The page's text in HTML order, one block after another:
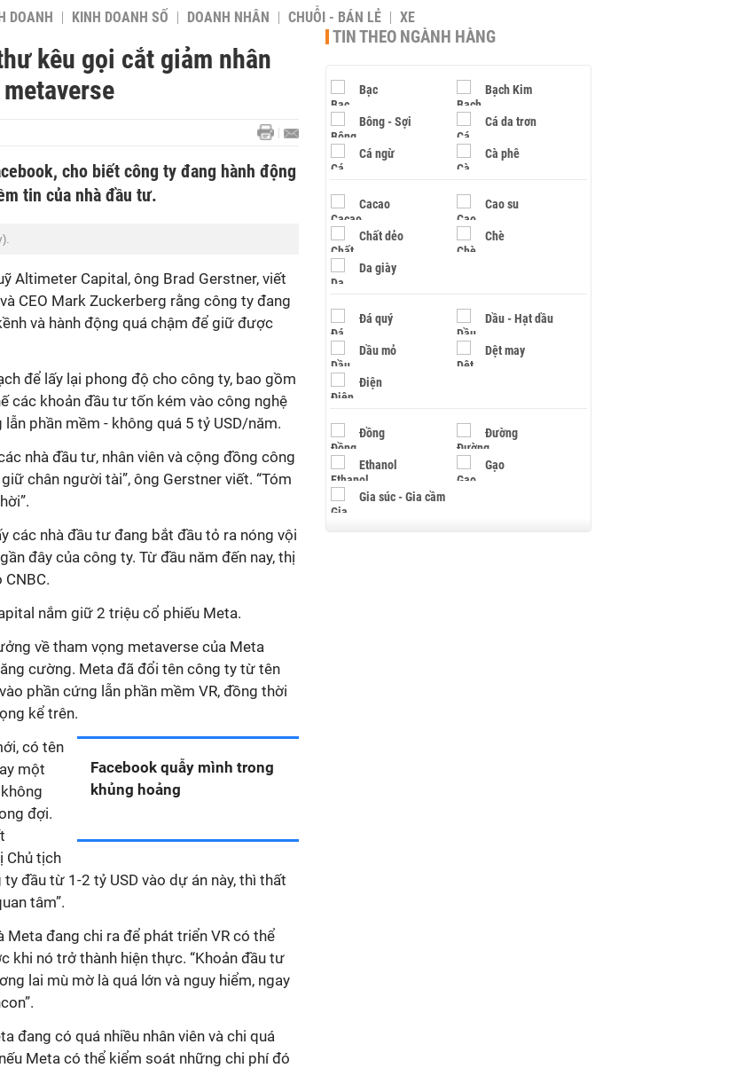
DOANH KINH DOANH SỐ DOANH NHÂN CHUỖI - BÁN LẺ XE
kêu gọi cắt giảm nhân
cho biết công ty đang hành động
tin của nhà đầu tư.
Altimeter Capital, ông Brad Gerstner, viết
CEO Mark Zuckerberg rằng công ty đang
và hành động quá chậm để giữ được
để lấy lại phong độ cho công ty, bao gồm
các khoản đầu tư tốn kém vào công nghệ
phần mềm - không quá 5 tỷ USD/năm.
nhà đầu tư, nhân viên và cộng đồng công
chân người tài”, ông Gerstner viết. “Tóm
các nhà đầu tư đang bắt đầu tỏ ra nóng vội
đây của công ty. Từ đầu năm đến nay, thị
nắm giữ 2 triệu cổ phiếu Meta.
về tham vọng metaverse của Meta
cường. Meta đã đổi tên công ty từ tên
phần cứng lẫn phần mềm VR, đồng thời
kể trên.
Facebook quẫy mình trong
khủng hoảng
có tên
một
đợi.
Chủ tịch
đầu từ 1-2 tỷ USD vào dự án này, thì thất
tâm”.
đang chi ra để phát triển VR có thể
khi nó trở thành hiện thực. “Khoản đầu tư
lai mù mờ là quá lớn và nguy hiểm, ngay
đang có quá nhiều nhân viên và chi quá
Meta có thể kiểm soát những chi phí đó
TIN THEO NGÀNH HÀNG
Bạc Bạch Kim
Bông - Sợi Cá da trơn
Cá ngừ Cà phê
Cacao Cao su
Chất dẻo Chè
Da giày
Đá quý Dầu - Hạt dầu
Dầu mỏ Dệt may
Điện
Đồng Đường
Ethanol Gạo
Gia súc - Gia cầm